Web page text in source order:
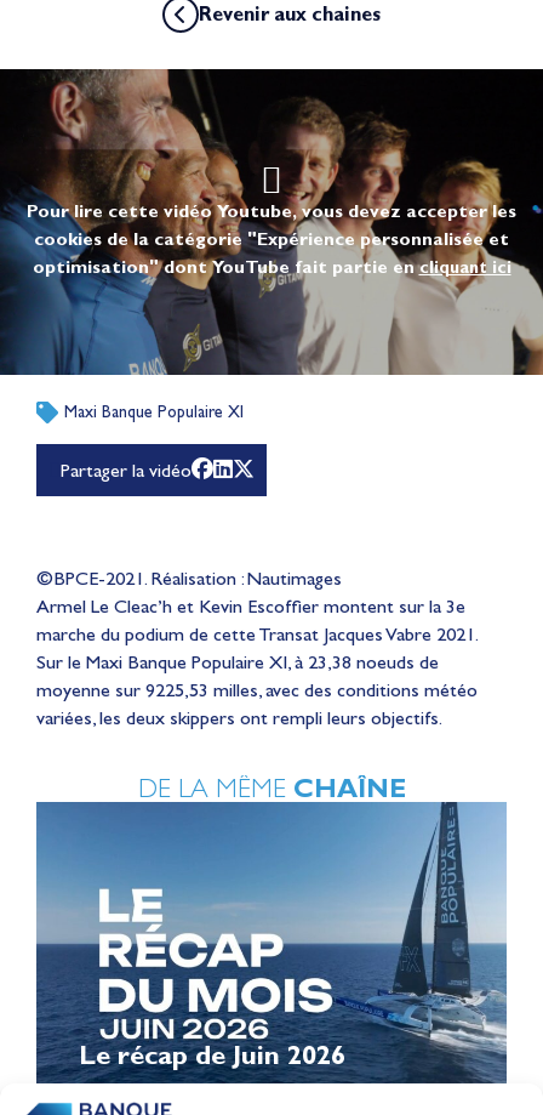
Revenir aux chaines
Pour lire cette vidéo Youtube, vous devez accepter les
cookies de la catégorie "Expérience personnalisée et
optimisation" dont YouTube fait partie encliquant ici
Maxi Banque Populaire XI
Partager la vidéo
©BPCE-2021. Réalisation : Nautimages
Armel Le Cleac’h et Kevin Escoffier montent sur la 3e
marche du podium de cette Transat Jacques Vabre 2021.
Sur le Maxi Banque Populaire XI, à 23,38 noeuds de
moyenne sur 9225,53 milles, avec des conditions météo
variées, les deux skippers ont rempli leurs objectifs.
DE LA MÊME CHAÎNE
Le récap de Juin 2026